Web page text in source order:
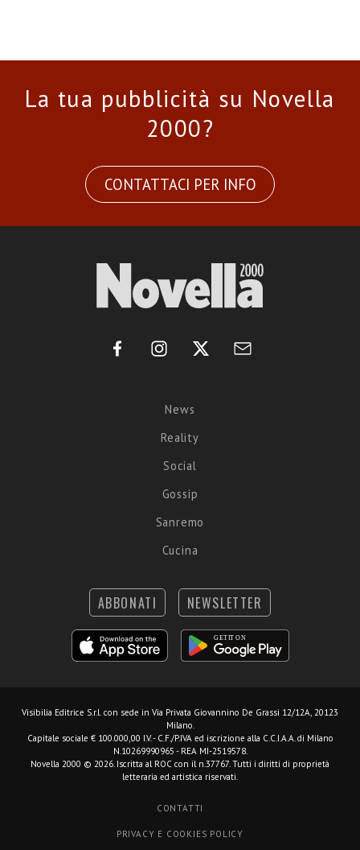
La tua pubblicità su Novella
2000?
CONTATTACI PER INFO
News
Reality
Social
Gossip
Sanremo
Cucina
ABBONATI NEWSLETTER
Visibilia Editrice S.r.l. con sede in Via Privata Giovannino De Grassi 12/12A, 20123
Milano.
Capitale sociale € 100.000,00 I.V. - C.F./P.IVA ed iscrizione alla C.C.I.A.A. di Milano
N.10269990965 - REA MI-2519578.
Novella 2000 © 2026. Iscritta al ROC con il n.37767. Tutti i diritti di proprietà
letteraria ed artistica riservati.
CONTATTI
PRIVACY E COOKIES POLICY